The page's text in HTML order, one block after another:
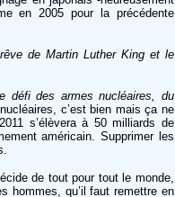
en 2005 pour la précédente
de Martin Luther King et le
défi des armes nucléaires, du
c’est bien mais ça ne
s’élèvera à 50 milliards de
américain. Supprimer les
de tout pour tout le monde,
hommes, qu’il faut remettre en